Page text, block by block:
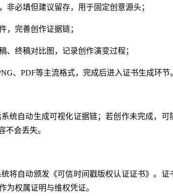
必填但建议留存，用于固定创意源头；
，完善创作证据链；
、终稿对比图，记录创作演变过程；
、PDF等主流格式，完成后进入证书生成环节
统自动生成可视化证据链；若创作未完成，可
不会丢失。
将自动颁发《可信时间戳版权认证证书》。证
为权属证明与维权凭证。